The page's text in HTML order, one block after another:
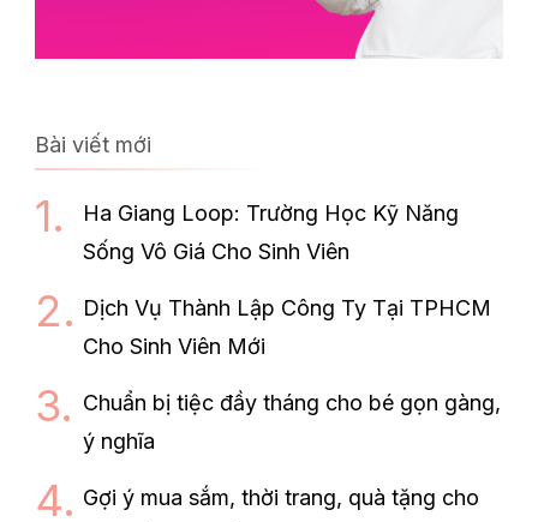
Bài viết mới
Ha Giang Loop: Trường Học Kỹ Năng
Sống Vô Giá Cho Sinh Viên
Dịch Vụ Thành Lập Công Ty Tại TPHCM
Cho Sinh Viên Mới
Chuẩn bị tiệc đầy tháng cho bé gọn gàng,
ý nghĩa
Gợi ý mua sắm, thời trang, quà tặng cho